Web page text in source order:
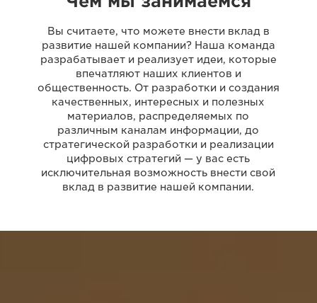
Вы считаете, что можете внести вклад в
развитие нашей компании? Наша команда
разрабатывает и реализует идеи, которые
впечатляют наших клиентов и
общественность. От разработки и создания
качественных, интересных и полезных
материалов, распределяемых по
различным каналам информации, до
стратегической разработки и реализации
цифровых стратегий — у вас есть
исключительная возможность внести свой
вклад в развитие нашей компании.